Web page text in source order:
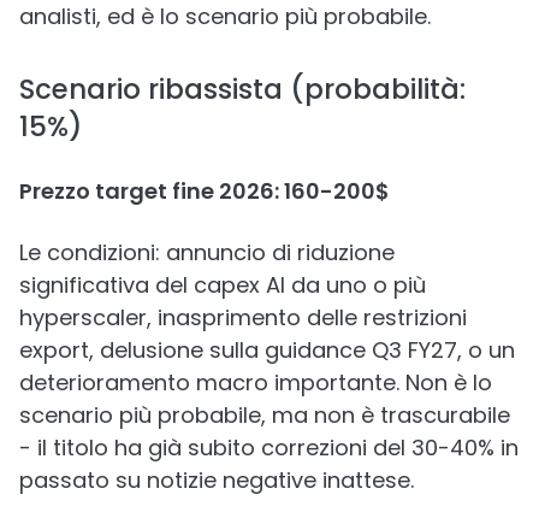
analisti, ed è lo scenario più probabile.
Scenario ribassista (probabilità:
15%)
Prezzo target fine 2026: 160-200$
Le condizioni: annuncio di riduzione
significativa del capex AI da uno o più
hyperscaler, inasprimento delle restrizioni
export, delusione sulla guidance Q3 FY27, o un
deterioramento macro importante. Non è lo
scenario più probabile, ma non è trascurabile
- il titolo ha già subito correzioni del 30-40% in
passato su notizie negative inattese.